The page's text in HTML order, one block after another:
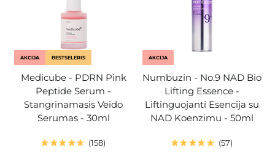
AKCIJA BESTSELERIS
Medicube - PDRN Pink
Peptide Serum -
Stangrinamasis Veido
Serumas - 30ml
158
AKCIJA
Numbuzin - No.9 NAD Bio
Lifting Essence -
Liftinguojanti Esencija su
NAD Koenzimu - 50ml
57